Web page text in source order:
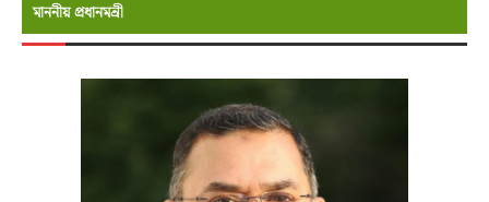
মাননীয় প্রধানমন্রী